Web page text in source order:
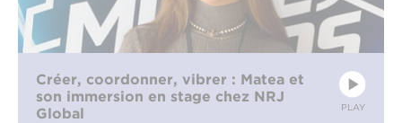
PLAY
Créer, coordonner, vibrer : Matea et
son immersion en stage chez NRJ
Global